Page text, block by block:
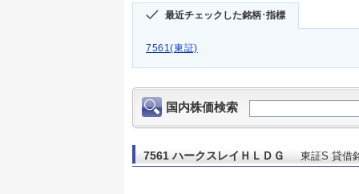
最近チェックした銘柄･指標
7561(東証)